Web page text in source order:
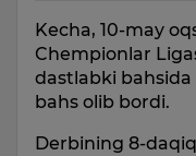
Kecha, 10-may
Chempionlar
dastlabki bahsida
bahs olib bordi.
Derbining 8-